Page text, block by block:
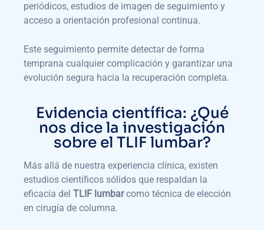
periódicos, estudios de imagen de seguimiento y
acceso a orientación profesional continua.
Este seguimiento permite detectar de forma
temprana cualquier complicación y garantizar una
evolución segura hacia la recuperación completa.
Evidencia científica: ¿Qué
nos dice la investigación
sobre el TLIF lumbar?
Más allá de nuestra experiencia clínica, existen
estudios científicos sólidos que respaldan la
eficacia del TLIF lumbarcomo técnica de elección
en cirugía de columna.